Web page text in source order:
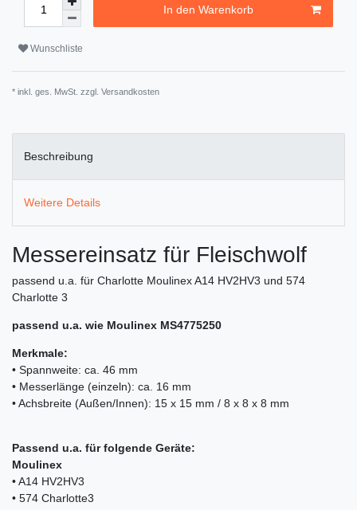
In den Warenkorb
Wunschliste
* inkl. ges. MwSt. zzgl. Versandkosten
Beschreibung
Weitere Details
Messereinsatz für Fleischwolf
passend u.a. für Charlotte Moulinex A14 HV2HV3 und 574
Charlotte 3
passend u.a. wie Moulinex MS4775250
Merkmale:
• Spannweite: ca. 46 mm
• Messerlänge (einzeln): ca. 16 mm
• Achsbreite (Außen/Innen): 15 x 15 mm / 8 x 8 x 8 mm
Passend u.a. für folgende Geräte:
Moulinex
• A14 HV2HV3
• 574 Charlotte3